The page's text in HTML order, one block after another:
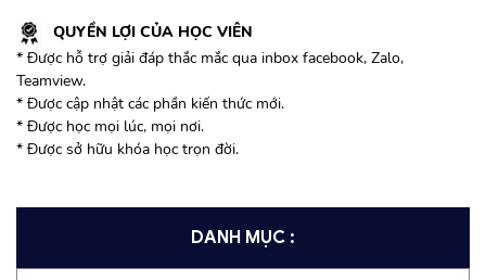
QUYỀN LỢI CỦA HỌC VIÊN
* Được hỗ trợ giải đáp thắc mắc qua inbox facebook, Zalo,
Teamview.
* Được cập nhật các phần kiến thức mới.
* Được học mọi lúc, mọi nơi.
* Được sở hữu khóa học trọn đời.
DANH MỤC :